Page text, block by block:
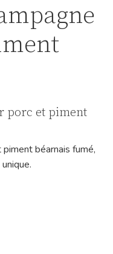
porc et piment
béarnais fumé,